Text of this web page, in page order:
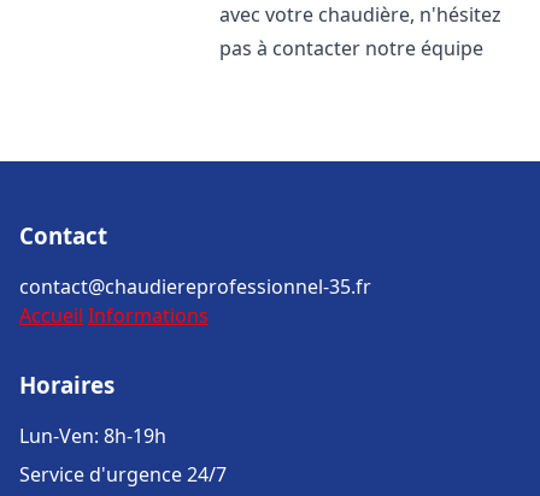
avec votre chaudière, n'hésitez
pas à contacter notre équipe
Contact
contact@chaudiereprofessionnel-35.fr
Accueil Informations
Horaires
Lun-Ven: 8h-19h
Service d'urgence 24/7